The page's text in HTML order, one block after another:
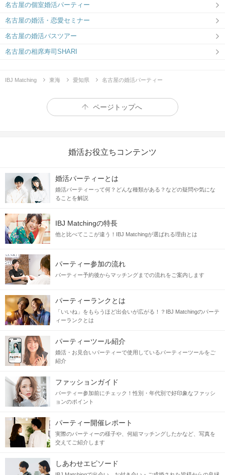
名古屋の個室婚活パーティー
名古屋の婚活・恋愛セミナー
名古屋の婚活バスツアー
名古屋の相席寿司SHARI
IBJ Matching 東海 愛知県 名古屋の婚活パーティー
ページトップへ
婚活お役立ちコンテンツ
婚活パーティーとは
婚活パーティーって何？どんな種類がある？などの疑問や気にな
ることを解説
IBJ Matchingの特長
他と比べてここが違う！IBJ Matchingが選ばれる理由とは
パーティー参加の流れ
パーティー予約後からマッチングまでの流れをご案内します
パーティーランクとは
「いいね」をもらうほど出会いが広がる！？IBJ Matchingのパーテ
ィーランクとは
パーティーツール紹介
婚活・お見合いパーティーで使用しているパーティーツールをご
紹介
ファッションガイド
パーティー参加前にチェック！性別・年代別で好印象なファッシ
ョンのポイント
パーティー開催レポート
実際のパーティーの様子や、何組マッチングしたかなど、写真を
交えてご紹介します
しあわせエピソード